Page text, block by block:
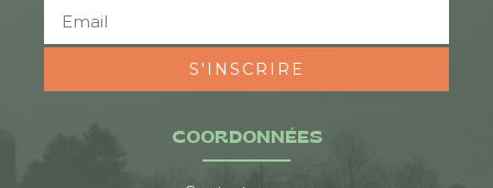
COORDONNÉES
S'INSCRIRE